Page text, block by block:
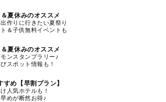
＆夏休みのオススメ
作りに行きたい夏祭り
＆子供無料イベントも
＆夏休みのオススメ
ンスタンプラリー♪
スポット情報も！
すめ【早割プラン】
人気ホテルも！
めが断然お得♪